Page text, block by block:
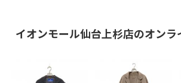
イオンモール仙台上杉店のオンラ